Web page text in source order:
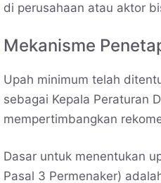
di perusahaan atau aktor
Mekanisme
Upah minimum telah
sebagai Kepala Peraturan
mempertimbangkan
Dasar untuk menentukan
Pasal 3 Permenaker)